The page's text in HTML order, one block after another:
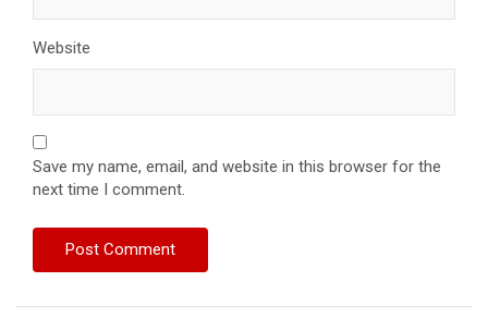
Website
Save my name, email, and website in this browser for the
next time I comment.